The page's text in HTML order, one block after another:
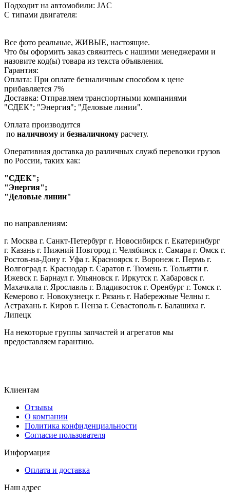
Подходит на автомобили: JAC
С типами двигателя:
Все фото реальные, ЖИВЫЕ, настоящие.
Что бы оформить заказ свяжитесь с нашими менеджерами и
назовите код(ы) товара из текста объявления.
Гарантия:
Оплата: При оплате безналичным способом к цене
прибавляется 7%
Доставка: Отправляем транспортными компаниями
"СДЕК"; "Энергия"; "Деловые линии".
Оплата производится
по наличному и безналичному расчету.
Оперативная доставка до различных служб перевозки грузов
по России, таких как:
"СДЕК";
"Энергия";
"Деловые линии"
по направлениям:
г. Москва г. Санкт-Петербург г. Новосибирск г. Екатеринбург
г. Казань г. Нижний Новгород г. Челябинск г. Самара г. Омск г.
Ростов-на-Дону г. Уфа г. Красноярск г. Воронеж г. Пермь г.
Волгоград г. Краснодар г. Саратов г. Тюмень г. Тольятти г.
Ижевск г. Барнаул г. Ульяновск г. Иркутск г. Хабаровск г.
Махачкала г. Ярославль г. Владивосток г. Оренбург г. Томск г.
Кемерово г. Новокузнецк г. Рязань г. Набережные Челны г.
Астрахань г. Киров г. Пенза г. Севастополь г. Балашиха г.
Липецк
На некоторые группы запчастей и агрегатов мы
предоставляем гарантию.
Клиентам
Отзывы
О компании
Политика конфиденциальности
Согласие пользователя
Информация
Оплата и доставка
Наш адрес